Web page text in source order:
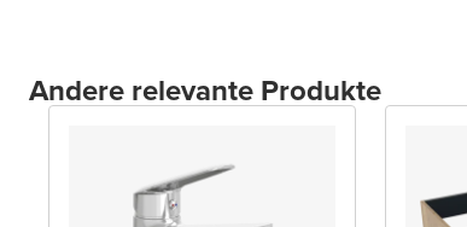
Andere relevante Produkte